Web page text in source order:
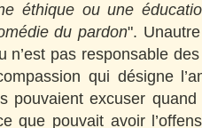
éthique ou une
du pardon".
n’est pas responsable
qui désigne
pouvaient excuser
que pouvait avoir